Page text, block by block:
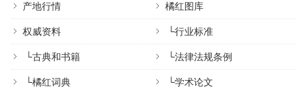
产地行情 橘红图库
权威资料 └行业标准
└古典和书籍 └法律法规条例
└橘红词典 └学术论文